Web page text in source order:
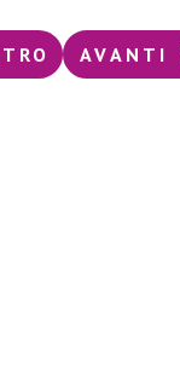
AVANTI